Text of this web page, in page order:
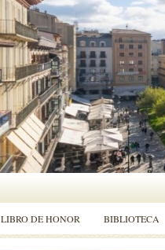
LIBRO DE HONOR BIBLIOTECA